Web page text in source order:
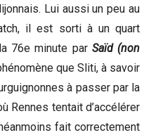
Lui aussi un peu au
il est sorti à un quart
76e minute par Saïd (non
que Sliti, à savoir
à passer par la
Rennes tentait d’accélérer
fait correctement